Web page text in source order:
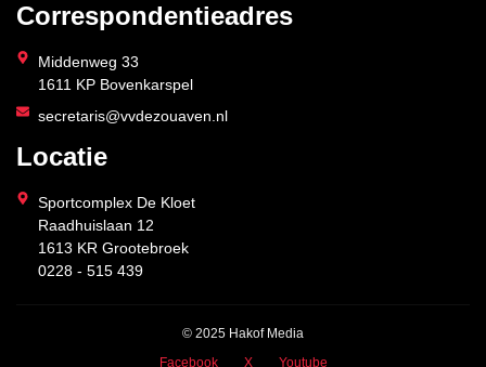
Correspondentieadres
Middenweg 33
1611 KP Bovenkarspel
secretaris@vvdezouaven.nl
Locatie
Sportcomplex De Kloet
Raadhuislaan 12
1613 KR Grootebroek
0228 - 515 439
© 2025 Hakof Media
Facebook
X Youtube